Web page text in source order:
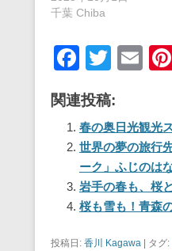
千葉 Chiba
F
c
e
b
o
o
k
T
tt
er
E
関連投稿:
春の奥日光観光
世界の夢の旅行
ーク」ふじのは
岩手の春も、桜
桜も雪も！青森
投稿日: 香川 Kagawa タグ: